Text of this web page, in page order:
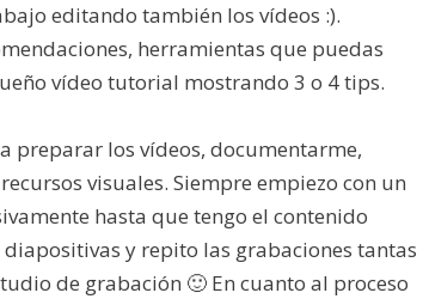
editando también los vídeos :).
herramientas que puedas
vídeo tutorial mostrando 3 o 4 tips.
preparar los vídeos, documentarme,
visuales. Siempre empiezo con un
hasta que tengo el contenido
y repito las grabaciones tantas
de grabación 🙂 En cuanto al proceso